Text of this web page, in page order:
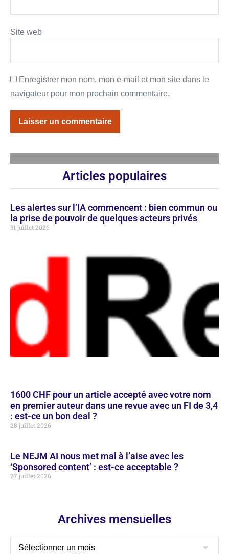
Site web
Enregistrer mon nom, mon e-mail et mon site dans le
navigateur pour mon prochain commentaire.
Articles populaires
Les alertes sur l’IA commencent : bien commun ou
la prise de pouvoir de quelques acteurs privés
31 juillet 2026
1600 CHF pour un article accepté avec votre nom
en premier auteur dans une revue avec un FI de 3,4
: est-ce un bon deal ?
28 juillet 2026
Le NEJM AI nous met mal à l’aise avec les
‘Sponsored content’ : est-ce acceptable ?
27 juillet 2026
Archives mensuelles